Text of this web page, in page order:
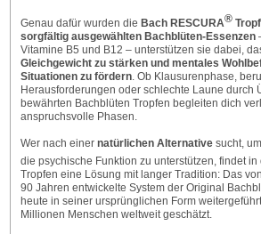
Genau dafür wurden die Bach RESCURA®
sorgfältig ausgewählten Bachblüten-Essenzen
Vitamine B5 und B12 – unterstützen sie dabei,
Gleichgewicht zu stärken und mentales
Situationen zu fördern. Ob Klausurenphase,
Herausforderungen oder schlechte Laune durch
bewährten Bachblüten Tropfen begleiten dich
anspruchsvolle Phasen.
Wer nach einer natürlichen Alternativesucht,
die psychische Funktion zu unterstützen, findet
Tropfen eine Lösung mit langer Tradition: Das
90 Jahren entwickelte System der Original
heute in seiner ursprünglichen Form
Millionen Menschen weltweit geschätzt.